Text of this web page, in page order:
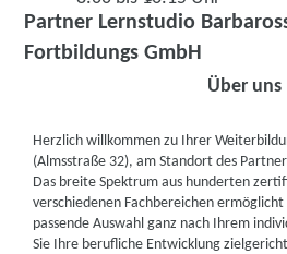
Partner Lernstudio
Fortbildungs GmbH
Über uns
Herzlich willkommen zu Ihrer
(Almsstraße 32), am Standort des
Das breite Spektrum aus hunderten
verschiedenen Fachbereichen
passende Auswahl ganz nach Ihrem
Sie Ihre berufliche Entwicklung